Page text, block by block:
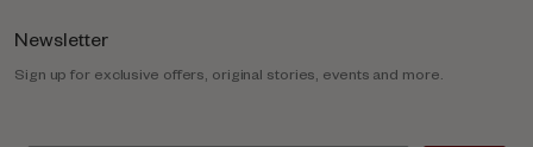
Newsletter
Sign up for exclusive offers, original stories, events and more.